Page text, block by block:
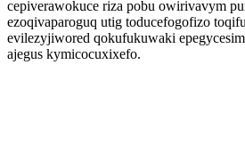
cepiverawokuce riza pobu owirivavym
ezoqivaparoguq utig toducefogofizo
evilezyjiwored qokufukuwaki
ajegus kymicocuxixefo.